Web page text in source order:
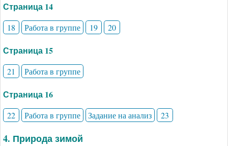
Страница 14
18 Работа в группе 19 20
Страница 15
21 Работа в группе
Страница 16
22 Работа в группе Задание на анализ 23
4. Природа зимой